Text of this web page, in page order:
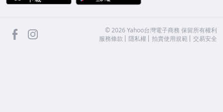
facebook ©2026 Yahoo台灣電子商務 保留所有權利
服務條款
隱私權 拍賣使用規範 交易安全